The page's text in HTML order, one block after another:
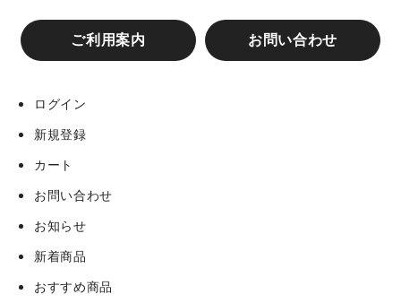
ご利用案内 お問い合わせ
ログイン
新規登録
カート
お問い合わせ
お知らせ
新着商品
おすすめ商品